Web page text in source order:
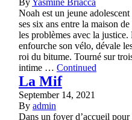
ByYasmine Briacca
Noah est un jeune
ses six ans entre la maison
les problèmes avec la
enfourche son vélo, dévale
roi du bitume. Tourné sur
intime … Continued
La Mif
September 14, 2021
By admin
Dans un foyer d’accueil pour